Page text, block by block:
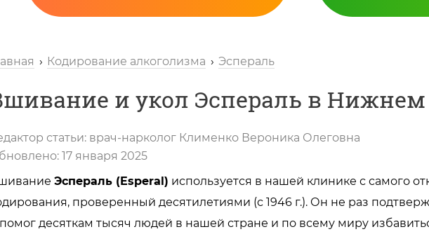
Вызов нарколога
Кодирование алкоголизма Эспераль
и укол Эспераль в Нижнем
статьи: врач-нарколог Клименко Вероника Олеговна
17 января 2025
Эспераль (Esperal) используется в нашей клинике с самого
проверенный десятилетиями (с 1946 г.). Он не раз
десяткам тысяч людей в нашей стране и по всему миру